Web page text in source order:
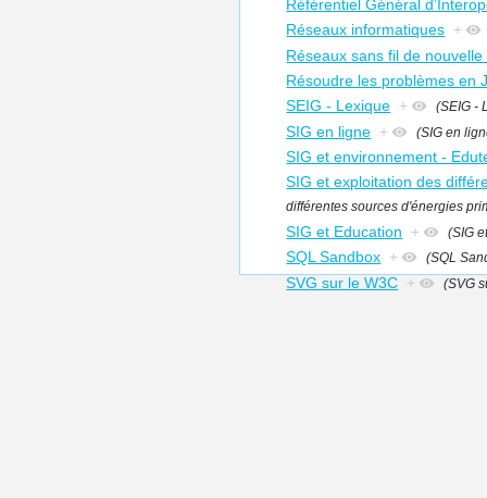
Référentiel Général
Réseaux informatiques +
Réseaux sans fil de
Résoudre les problèmes en
SEIG - Lexique + (SEIG -
SIG en ligne + (SIG en
SIG et environnement -
SIG et exploitation des
différentes sources d'énergies
SIG et Education + (SIG
SQL Sandbox + (SQL
SVG sur le W3C + (SVG